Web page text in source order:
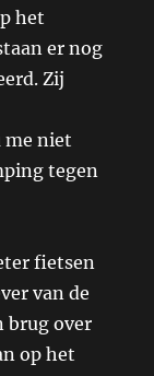
het
er nog
Zij
me niet
tegen
fietsen
van de
brug over
op het